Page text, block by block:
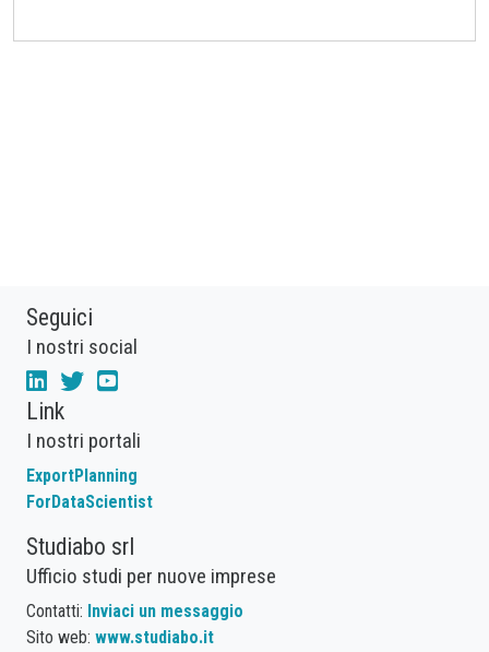
Seguici
I nostri social
Link
I nostri portali
ExportPlanning
ForDataScientist
Studiabo srl
Ufficio studi per nuove imprese
Contatti: Inviaci un messaggio
Sito web: www.studiabo.it